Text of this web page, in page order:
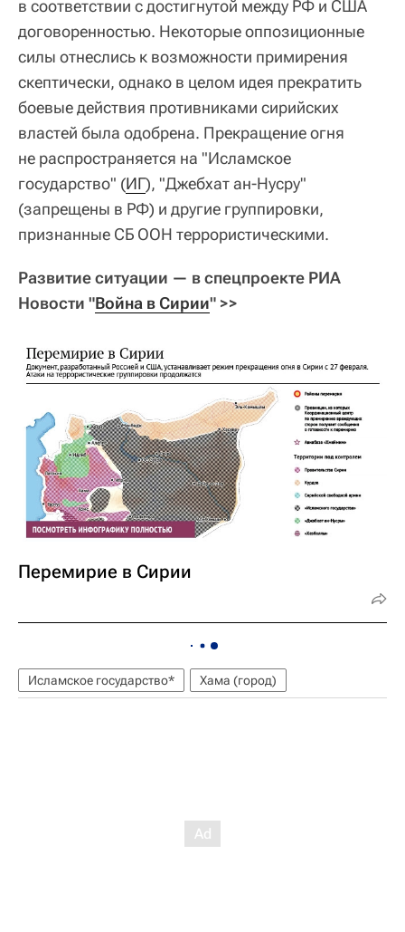
в соответствии с достигнутой между РФ и США
договоренностью. Некоторые оппозиционные
силы отнеслись к возможности примирения
скептически, однако в целом идея прекратить
боевые действия противниками сирийских
властей была одобрена. Прекращение огня
не распространяется на "Исламское
государство" (ИГ), "Джебхат ан-Нусру"
(запрещены в РФ) и другие группировки,
признанные СБ ООН террористическими.
Развитие ситуации — в спецпроекте РИА
Новости "Война в Сирии" >>
Перемирие в Сирии
Исламское государство* Хама (город)